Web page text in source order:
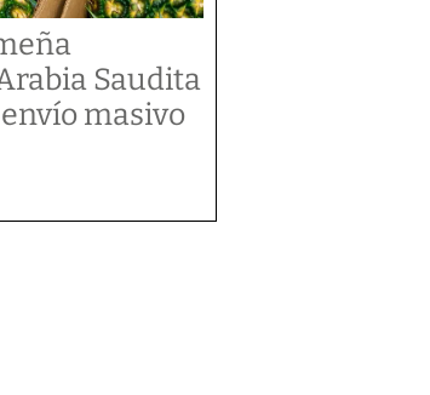
Saudita
masivo